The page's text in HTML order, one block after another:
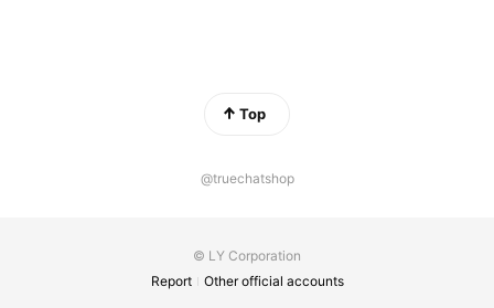
Top
@truechatshop
© LY Corporation
Report
Other official accounts